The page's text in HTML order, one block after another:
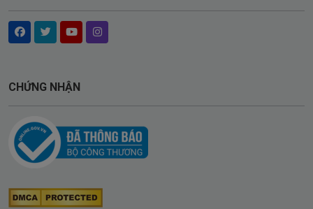
CHỨNG NHẬN